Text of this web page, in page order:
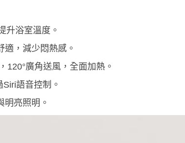
升浴室溫度。
，減少悶熱感。
120°廣角送風，全面加熱。
語音控制。
明亮照明。